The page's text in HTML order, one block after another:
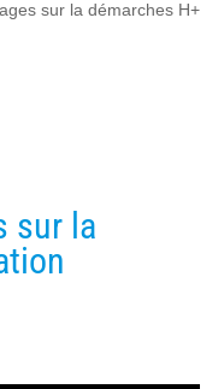
sur la démarches H+
sur la